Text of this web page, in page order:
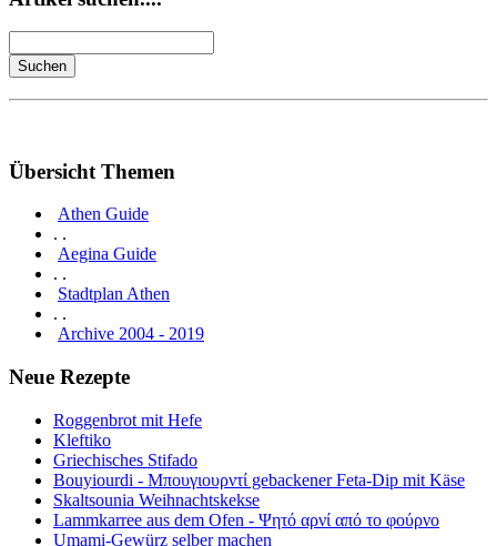
Übersicht Themen
Athen Guide
. .
Aegina Guide
. .
Stadtplan Athen
. .
Archive 2004 - 2019
Neue Rezepte
Roggenbrot mit Hefe
Kleftiko
Griechisches Stifado
Bouyiourdi - Μπουγιουρντί gebackener Feta-Dip mit Käse
Skaltsounia Weihnachtskekse
Lammkarree aus dem Ofen - Ψητό αρνί από το φούρνο
Umami-Gewürz selber machen